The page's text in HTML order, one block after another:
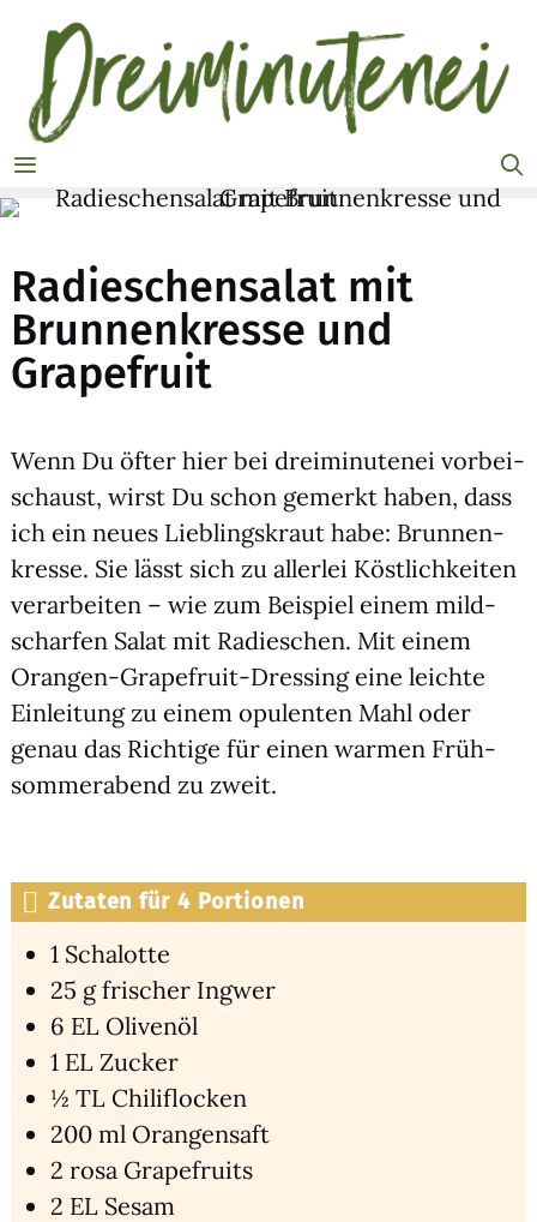
Inhalt
springen
Radieschensalat mit
Brunnenkresse und
Grapefruit
Wenn Du öfter hier bei drei­mi­nu­te­nei vor­bei­
schaust, wirst Du schon gemerkt haben, dass
ich ein neu­es Lieb­lings­kraut habe: Brun­nen­
kres­se. Sie lässt sich zu aller­lei Köst­lich­kei­ten
ver­ar­bei­ten – wie zum Bei­spiel einem mild-
schar­fen Salat mit Radies­chen. Mit einem
Oran­gen-Grape­fruit-Dres­sing eine leich­te
Ein­lei­tung zu einem opu­len­ten Mahl oder
genau das Rich­ti­ge für einen war­men Früh­
som­mer­abend zu zweit.
Zutaten für 4 Portionen
1 Scha­lot­te
25 g fri­scher Ing­wer
6 EL Oli­ven­öl
1 EL Zucker
½ TL Chi­li­flo­cken
200 ml Oran­gen­saft
2 rosa Grape­fruits
2 EL Sesam